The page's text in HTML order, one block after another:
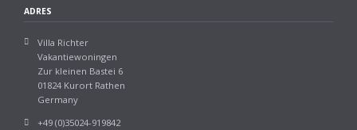
ADRES
Villa Richter
Vakantiewoningen
Zur kleinen Bastei 6
01824 Kurort Rathen
Germany
+49 (0)35024-919842